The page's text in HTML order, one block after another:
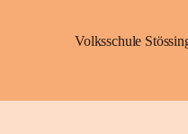
Volksschule